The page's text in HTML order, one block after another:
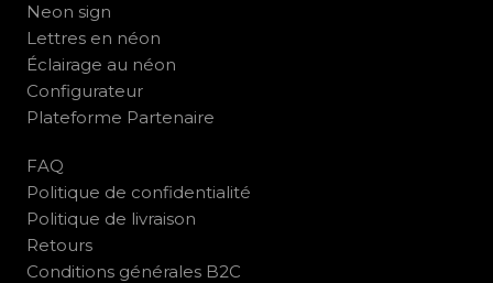
Neon sign
Lettres en néon
Éclairage au néon
Configurateur
Plateforme Partenaire
FAQ
Politique de confidentialité
Politique de livraison
Retours
Conditions générales B2C